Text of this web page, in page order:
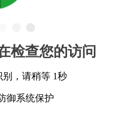
检查您的访问
，请稍等 1秒
御系统保护